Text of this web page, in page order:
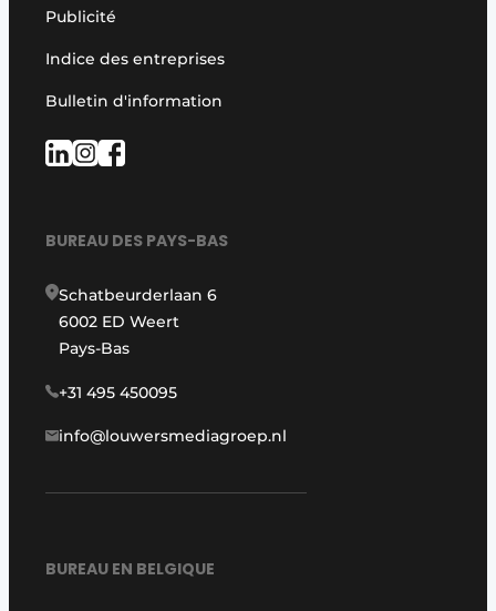
Publicité
Indice des entreprises
Bulletin d'information
BUREAU DES PAYS-BAS
Schatbeurderlaan 6
6002 ED Weert
Pays-Bas
+31 495 450095
info@louwersmediagroep.nl
BUREAU EN BELGIQUE